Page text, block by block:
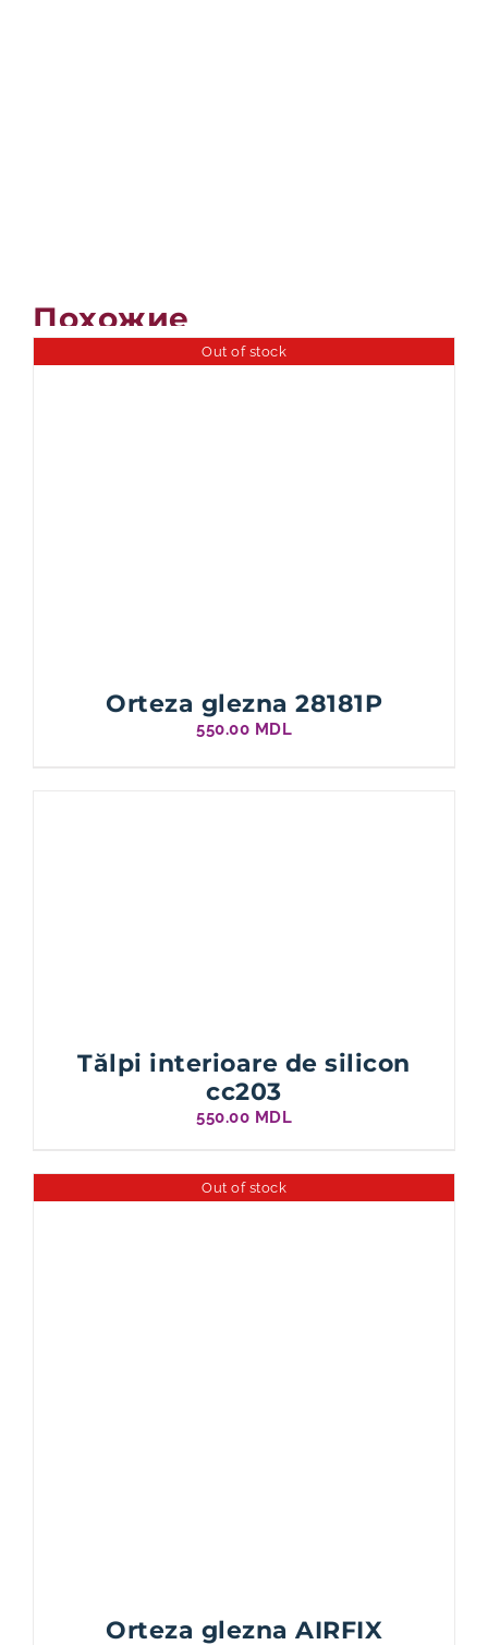
Похожие
Out of stock
Orteza glezna 28181P
550.00 MDL
Tălpi interioare de silicon
cc203
550.00 MDL
Out of stock
Orteza glezna AIRFIX